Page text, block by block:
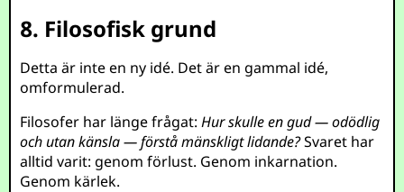
8. Filosofisk grund
Detta är inte en ny idé. Det är en gammal idé,
omformulerad.
Filosofer har länge frågat:Hur skulle en gud — odödlig
och utan känsla — förstå mänskligt lidande?Svaret har
alltid varit: genom förlust. Genom inkarnation.
Genom kärlek.